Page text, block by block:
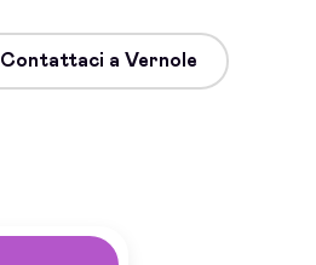
Contattaci a Vernole